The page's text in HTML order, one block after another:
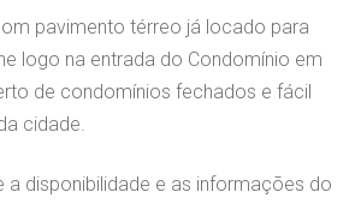
pavimento térreo já locado para
logo na entrada do Condomínio em
de condomínios fechados e fácil
cidade.
a disponibilidade e as informações do